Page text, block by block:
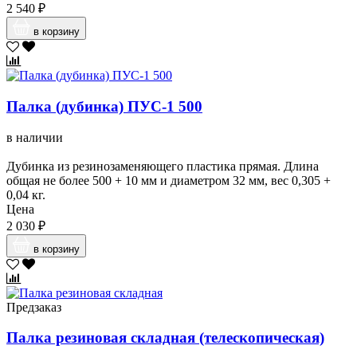
2 540 ₽
в корзину
Палка (дубинка) ПУС-1 500
в наличии
Дубинка из резинозаменяющего пластика прямая. Длина
общая не более 500 + 10 мм и диаметром 32 мм, вес 0,305 +
0,04 кг.
Цена
2 030 ₽
в корзину
Предзаказ
Палка резиновая складная (телескопическая)